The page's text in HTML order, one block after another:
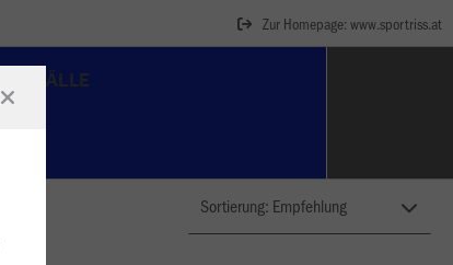
Zur Homepage: www.sportriss.at
FUSSBÄLLE